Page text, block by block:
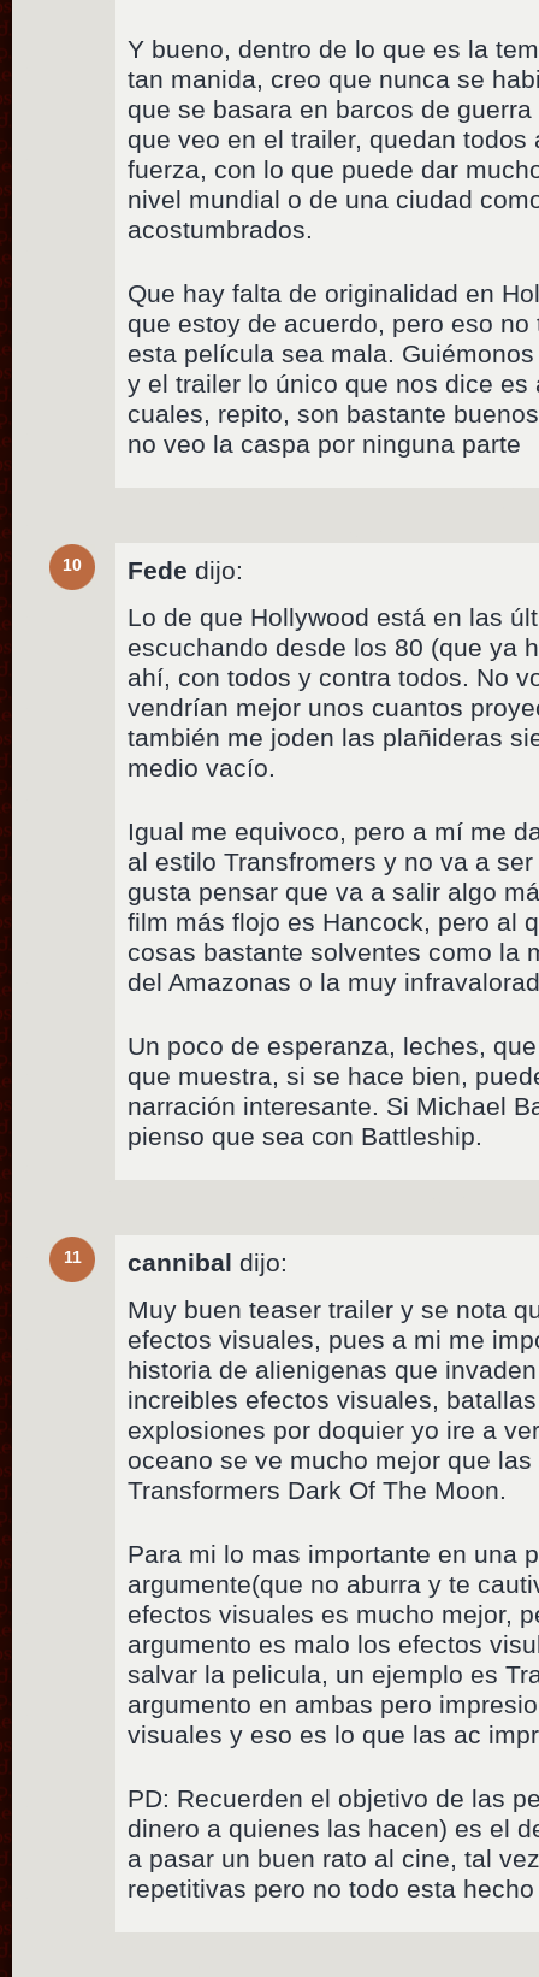
Y bueno, dentro de lo que es la
tan manida, creo que nunca se
que se basara en barcos de
que veo en el trailer, quedan
fuerza, con lo que puede dar
nivel mundial o de una ciudad
acostumbrados.
Que hay falta de originalidad en
que estoy de acuerdo, pero eso
esta película sea mala.
y el trailer lo único que nos dice es
cuales, repito, son bastante
no veo la caspa por ninguna parte
10 Fede dijo:
Lo de que Hollywood está en las
escuchando desde los 80 (que ya
ahí, con todos y contra todos. No
vendrían mejor unos cuantos
también me joden las plañideras
medio vacío.
Igual me equivoco, pero a mí me
al estilo Transfromers y no va a
gusta pensar que va a salir algo
film más flojo es Hancock, pero al
cosas bastante solventes como la
del Amazonas o la muy
Un poco de esperanza, leches,
que muestra, si se hace bien,
narración interesante. Si Michael
pienso que sea con Battleship.
11 cannibal dijo:
Muy buen teaser trailer y se nota
efectos visuales, pues a mi me
historia de alienigenas que
increibles efectos visuales,
explosiones por doquier yo ire a
oceano se ve mucho mejor que
Transformers Dark Of The Moon.
Para mi lo mas importante en una
argumente(que no aburra y te
efectos visuales es mucho mejor,
argumento es malo los efectos
salvar la pelicula, un ejemplo es
argumento en ambas pero
visuales y eso es lo que las ac
PD: Recuerden el objetivo de las
dinero a quienes las hacen) es el
a pasar un buen rato al cine, tal
repetitivas pero no todo esta